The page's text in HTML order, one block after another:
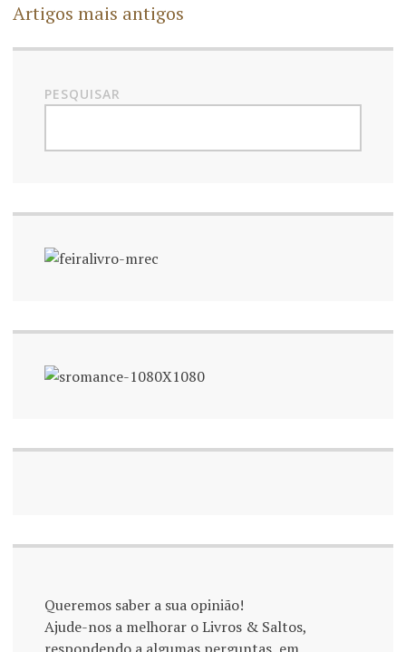
Artigos mais antigos
PESQUISAR
Queremos saber a sua opinião!
Ajude-nos a melhorar o Livros & Saltos,